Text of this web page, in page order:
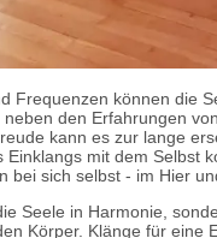
Frequenzen können die
den Erfahrungen
kann es zur lange
Einklangs mit dem Selbst
bei sich selbst - im Hier
Seele in Harmonie,
Körper. Klänge für eine